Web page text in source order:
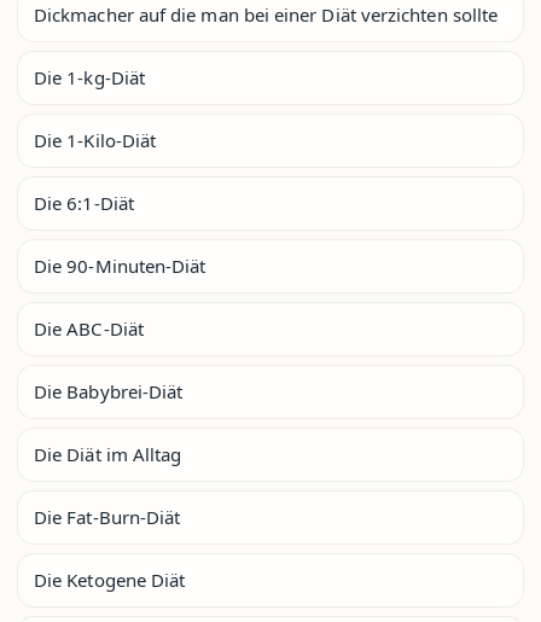
Dickmacher auf die man bei einer Diät verzichten sollte
Die 1-kg-Diät
Die 1-Kilo-Diät
Die 6:1-Diät
Die 90-Minuten-Diät
Die ABC-Diät
Die Babybrei-Diät
Die Diät im Alltag
Die Fat-Burn-Diät
Die Ketogene Diät